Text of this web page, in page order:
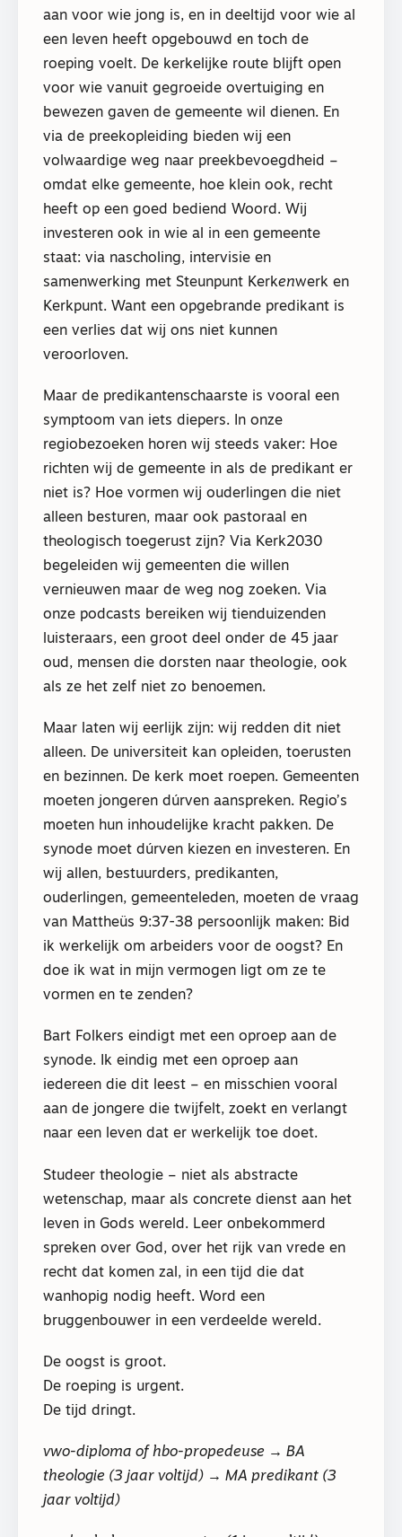
aan voor wie jong is, en in deeltijd voor wie al
een leven heeft opgebouwd en toch de
roeping voelt. De kerkelijke route blijft open
voor wie vanuit gegroeide overtuiging en
bewezen gaven de gemeente wil dienen. En
via de preekopleiding bieden wij een
volwaardige weg naar preekbevoegdheid –
omdat elke gemeente, hoe klein ook, recht
heeft op een goed bediend Woord. Wij
investeren ook in wie al in een gemeente
staat: via nascholing, intervisie en
samenwerking met Steunpunt Kerkenwerk en
Kerkpunt. Want een opgebrande predikant is
een verlies dat wij ons niet kunnen
veroorloven.
Maar de predikantenschaarste is vooral een
symptoom van iets diepers. In onze
regiobezoeken horen wij steeds vaker: Hoe
richten wij de gemeente in als de predikant er
niet is? Hoe vormen wij ouderlingen die niet
alleen besturen, maar ook pastoraal en
theologisch toegerust zijn? Via Kerk2030
begeleiden wij gemeenten die willen
vernieuwen maar de weg nog zoeken. Via
onze podcasts bereiken wij tienduizenden
luisteraars, een groot deel onder de 45 jaar
oud, mensen die dorsten naar theologie, ook
als ze het zelf niet zo benoemen.
Maar laten wij eerlijk zijn: wij redden dit niet
alleen. De universiteit kan opleiden, toerusten
en bezinnen. De kerk moet roepen. Gemeenten
moeten jongeren dúrven aanspreken. Regio’s
moeten hun inhoudelijke kracht pakken. De
synode moet dúrven kiezen en investeren. En
wij allen, bestuurders, predikanten,
ouderlingen, gemeenteleden, moeten de vraag
van Mattheüs 9:37-38 persoonlijk maken: Bid
ik werkelijk om arbeiders voor de oogst? En
doe ik wat in mijn vermogen ligt om ze te
vormen en te zenden?
Bart Folkers eindigt met een oproep aan de
synode. Ik eindig met een oproep aan
iedereen die dit leest – en misschien vooral
aan de jongere die twijfelt, zoekt en verlangt
naar een leven dat er werkelijk toe doet.
Studeer theologie – niet als abstracte
wetenschap, maar als concrete dienst aan het
leven in Gods wereld. Leer onbekommerd
spreken over God, over het rijk van vrede en
recht dat komen zal, in een tijd die dat
wanhopig nodig heeft. Word een
bruggenbouwer in een verdeelde wereld.
De oogst is groot.
De roeping is urgent.
De tijd dringt.
vwo-diploma of hbo-propedeuse → BA
theologie (3 jaar voltijd) → MA predikant (3
jaar voltijd)